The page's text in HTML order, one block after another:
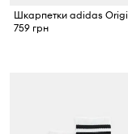
759 грн